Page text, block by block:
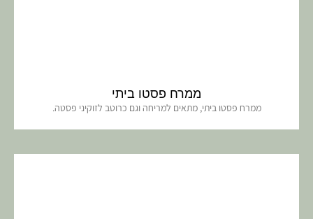
ממרח פסטו ביתי
ממרח פסטו ביתי, מתאים למריחה וגם כרוטב לזוקיני פסטה.